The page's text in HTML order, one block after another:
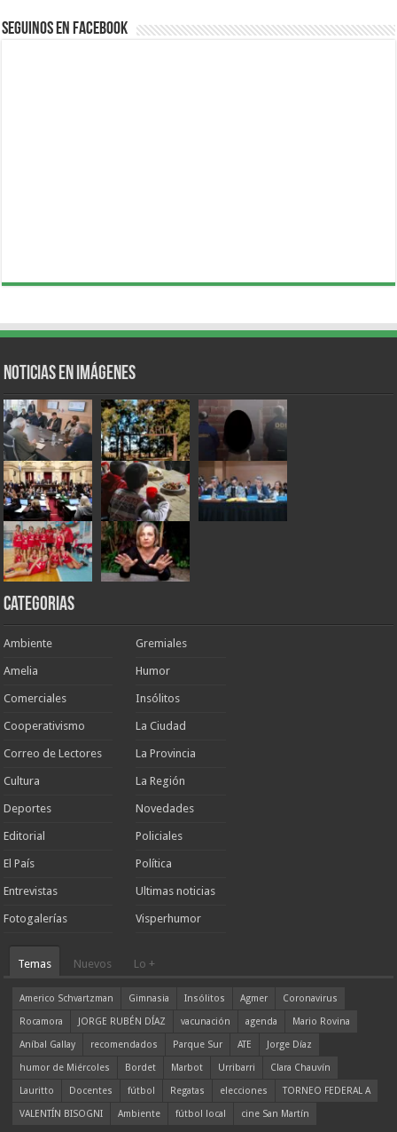
Seguinos en Facebook
Noticias en Imágenes
Categorias
Ambiente
Amelia
Comerciales
Cooperativismo
Correo de Lectores
Cultura
Deportes
Editorial
El País
Entrevistas
Fotogalerías
Gremiales
Humor
Insólitos
La Ciudad
La Provincia
La Región
Novedades
Policiales
Política
Ultimas noticias
Visperhumor
Temas Nuevos Lo +
Americo Schvartzman Gimnasia Insólitos Agmer
Coronavirus
Rocamora
JORGE RUBÉN DÍAZ vacunación agenda
Mario Rovina
Aníbal Gallay
recomendados Parque Sur ATE
Jorge Díaz
humor de Miércoles
Bordet Marbot Urribarri
Clara Chauvín
Lauritto
Docentes fútbol Regatas elecciones
TORNEO FEDERAL A
VALENTÍN BISOGNI
Ambiente fútbol local cine San Martín